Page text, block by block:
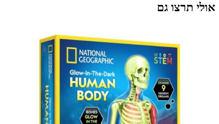
אולי תרצו גם